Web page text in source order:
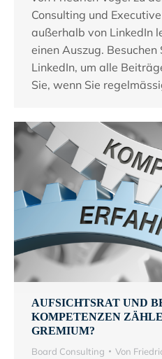
Consulting und
außerhalb von LinkedIn
einen Auszug.
LinkedIn, um alle
Sie, wenn Sie
AUFSICHTSRAT UND
KOMPETENZEN
GREMIUM?
Board Consulting Von